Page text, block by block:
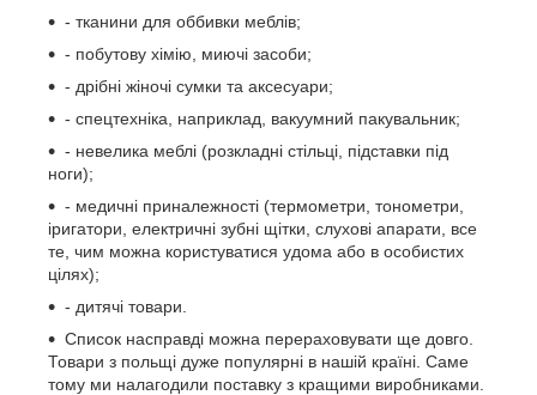
- тканини для оббивки меблів;
- побутову хімію, миючі засоби;
- дрібні жіночі сумки та аксесуари;
- спецтехніка, наприклад, вакуумний пакувальник;
- невелика меблі (розкладні стільці, підставки під
ноги);
- медичні приналежності (термометри, тонометри,
іригатори, електричні зубні щітки, слухові апарати, все
те, чим можна користуватися удома або в особистих
цілях);
- дитячі товари.
Список насправді можна перераховувати ще довго.
Товари з польщі дуже популярні в нашій країні. Саме
тому ми налагодили поставку з кращими виробниками.